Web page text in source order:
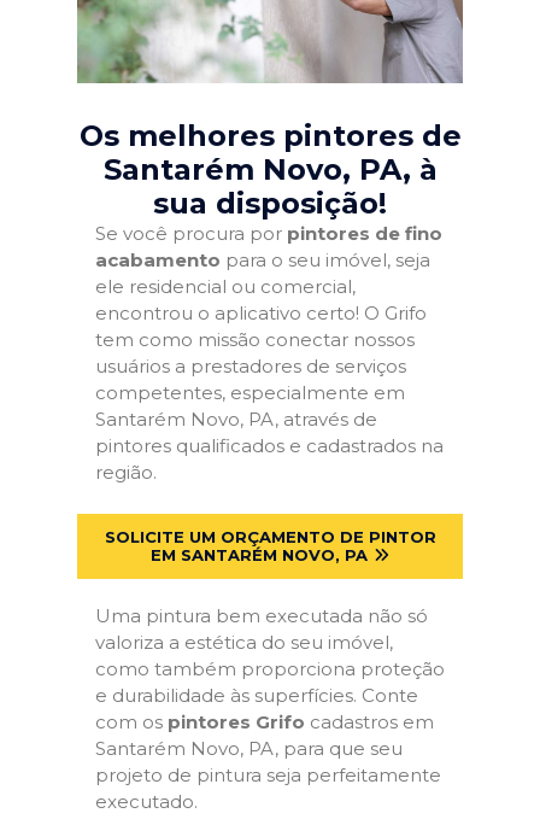
Os melhores pintores de
Santarém Novo, PA, à
sua disposição!
Se você procura por pintores de fino
acabamento para o seu imóvel, seja
ele residencial ou comercial,
encontrou o aplicativo certo! O Grifo
tem como missão conectar nossos
usuários a prestadores de serviços
competentes, especialmente em
Santarém Novo, PA, através de
pintores qualificados e cadastrados na
região.
SOLICITE UM ORÇAMENTO DE PINTOR
EM SANTARÉM NOVO, PA
Uma pintura bem executada não só
valoriza a estética do seu imóvel,
como também proporciona proteção
e durabilidade às superfícies. Conte
com os pintores Grifo cadastros em
Santarém Novo, PA, para que seu
projeto de pintura seja perfeitamente
executado.